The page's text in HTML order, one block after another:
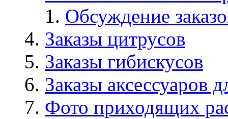
Обсуждение
Заказы цитрусов
Заказы гибискусов
Заказы аксессуаров
Фото приходящих